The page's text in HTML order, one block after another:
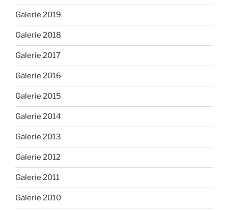
Galerie 2019
Galerie 2018
Galerie 2017
Galerie 2016
Galerie 2015
Galerie 2014
Galerie 2013
Galerie 2012
Galerie 2011
Galerie 2010